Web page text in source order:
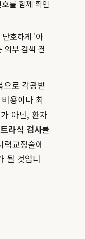
를 함께 확인
단호하게 '아
외부 검색 결
으로 각광받
용이나 최
아닌, 환자
라식 검사를
력교정술에
될 것입니